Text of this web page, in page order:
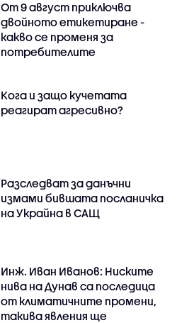
От 9 август приключва
двойното етикетиране -
какво се променя за
потребителите
Кога и защо кучетата
реагират агресивно?
Разследват за данъчни
измами бившата посланичка
на Украйна в САЩ
Инж. Иван Иванов: Ниските
нива на Дунав са последица
от климатичните промени,
такива явления ще